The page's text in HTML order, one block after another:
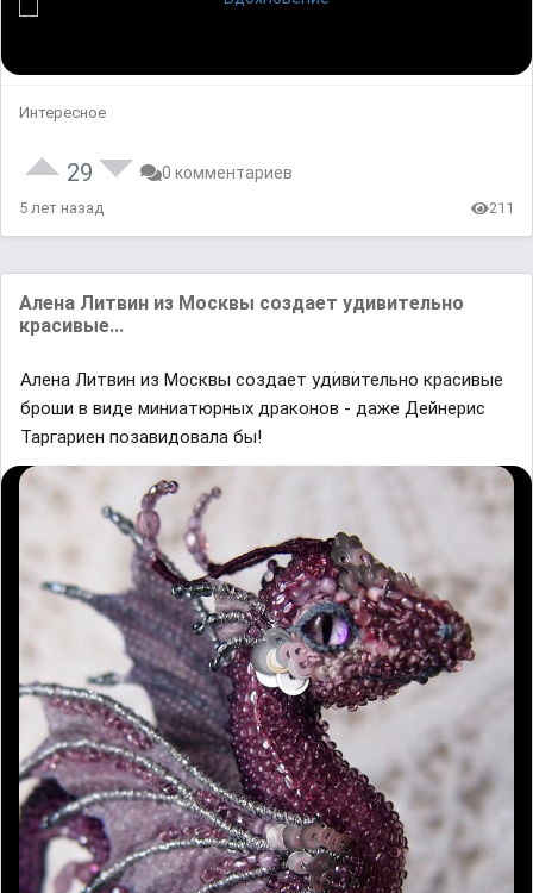
Интересное
29 0 комментариев
5 лет назад 211
Алена Литвин из Москвы создает удивительно
красивые...
Алена Литвин из Москвы создает удивительно красивые
броши в виде миниатюрных драконов - даже Дейнерис
Таргариен позавидовала бы!